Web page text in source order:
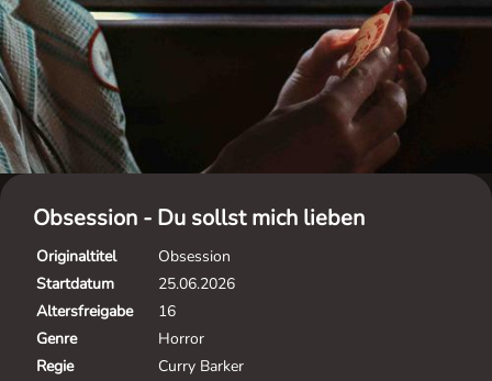
Obsession - Du sollst mich lieben
Originaltitel
Obsession
Startdatum
25.06.2026
Altersfreigabe
16
Genre
Horror
Regie
Curry Barker